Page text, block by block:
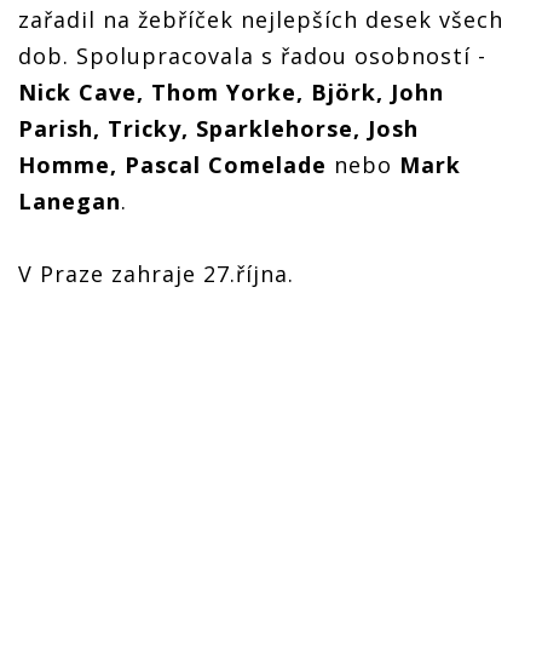
zařadil na žebříček nejlepších desek všech
dob. Spolupracovala s řadou osobností -
Nick Cave, Thom Yorke, Björk, John
Parish, Tricky, Sparklehorse, Josh
Homme, Pascal Comelade nebo Mark
Lanegan.
V Praze zahraje 27.října.